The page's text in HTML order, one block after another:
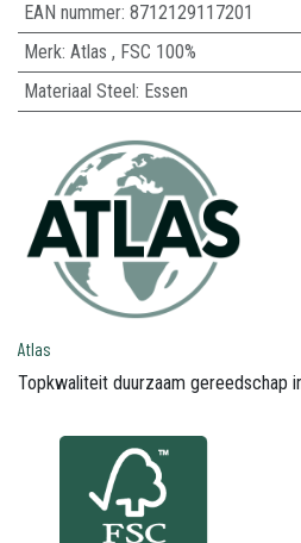
EAN nummer: 8712129117201
Merk: Atlas , FSC 100%
Materiaal Steel: Essen
Atlas
Topkwaliteit duurzaam gereedschap